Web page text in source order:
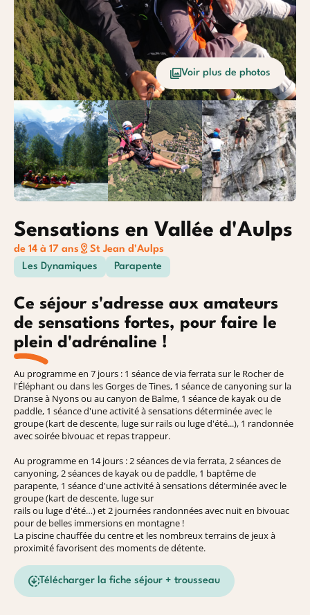
Baroudeurs
Voir plus de photos
Sensations en Vallée d'Aulps
de 14 à 17 ans
St Jean d'Aulps
Les Dynamiques
Parapente
Ce séjour s'adresse aux amateurs
de sensations fortes, pour faire le
plein d'adrénaline !
Au programme en 7 jours : 1 séance de via ferrata sur le Rocher de
l'Éléphant ou dans les Gorges de Tines, 1 séance de canyoning sur la
Dranse à Nyons ou au canyon de Balme, 1 séance de kayak ou de
paddle, 1 séance d'une activité à sensations déterminée avec le
groupe (kart de descente, luge sur rails ou luge d'été...), 1 randonnée
avec soirée bivouac et repas trappeur.
Au programme en 14 jours : 2 séances de via ferrata, 2 séances de
canyoning, 2 séances de kayak ou de paddle, 1 baptême de
parapente, 1 séance d'une activité à sensations déterminée avec le
groupe (kart de descente, luge sur
rails ou luge d'été…) et 2 journées randonnées avec nuit en bivouac
pour de belles immersions en montagne !
La piscine chauffée du centre et les nombreux terrains de jeux à
proximité favorisent des moments de détente.
Télécharger la fiche séjour + trousseau